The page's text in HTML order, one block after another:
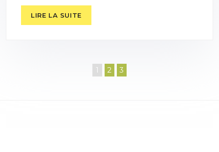
LIRE LA SUITE
1 2 3